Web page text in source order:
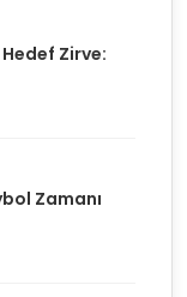
Zirve:
Zamanı